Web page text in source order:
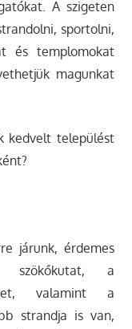
A szigeten
sportolni,
és templomokat
magunkat
kedvelt települést
járunk, érdemes
szökőkutat, a
valamint a
strandja is van,